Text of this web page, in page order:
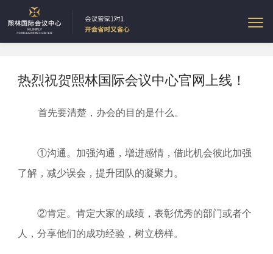
热烈祝贺熙林国际会议中心官网上线！
首先要清楚，办会的目的是什么。
①沟通。加强沟通，增进感情，借此机会彼此加强
了解，减少误会，提升团队的凝聚力。
②肯定。肯定大家的成绩，表彰优秀的部门或者个
人，分享他们的成功经验，树立榜样。